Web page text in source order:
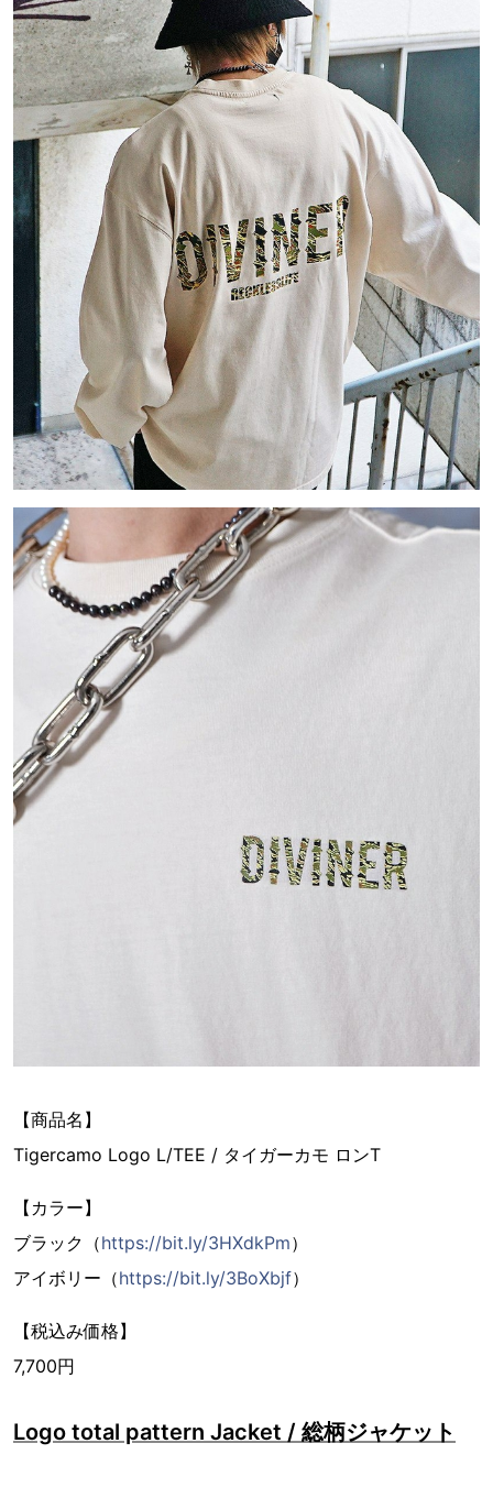
【商品名】
Tigercamo Logo L/TEE / タイガーカモ ロンT
【カラー】
ブラック（https://bit.ly/3HXdkPm）
アイボリー（https://bit.ly/3BoXbjf）
【税込み価格】
7,700円
Logo total pattern Jacket / 総柄ジャケット